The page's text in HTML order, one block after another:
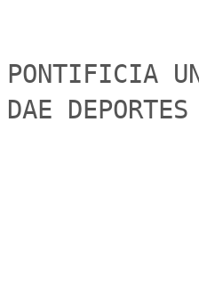
PONTIFICIA
DAE